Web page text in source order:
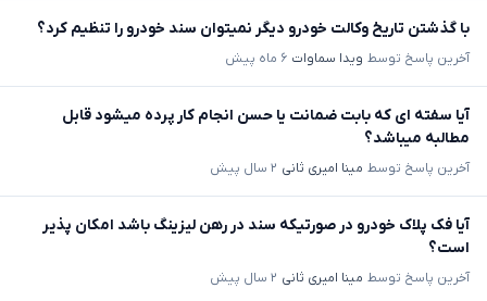
با گذشتن تاریخ وکالت خودرو دیگر نمیتوان سند خودرو را تنظیم کرد؟
آخرین پاسخ توسط ویدا سماوات ۶ ماه پیش
آیا سفته ای که بابت ضمانت یا حسن انجام کار پرده میشود قابل
مطالبه میباشد؟
آخرین پاسخ توسط مینا امیری ثانی ۲ سال پیش
آیا فک پلاک خودرو در صورتیکه سند در رهن لیزینگ باشد امکان پذیر
است؟
آخرین پاسخ توسط مینا امیری ثانی ۲ سال پیش